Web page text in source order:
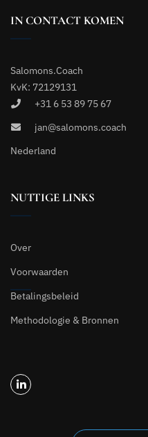
IN CONTACT KOMEN
Salomons.Coach
KvK: 72129131
+31 6 53 89 75 67
jan@salomons.coach
Nederland
NUTTIGE LINKS
Over
Voorwaarden
Betalingsbeleid
Methodologie & Bronnen